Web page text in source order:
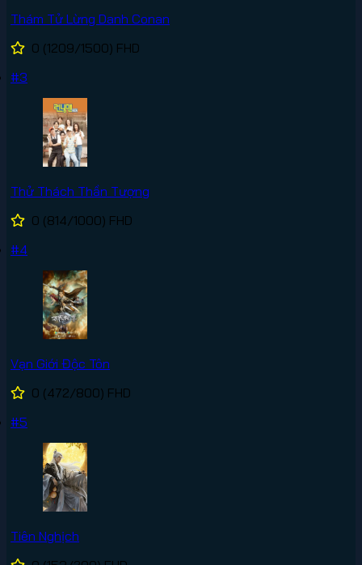
Thám Tử Lừng Danh Conan
0 (1209/1500) FHD
#3
Thử Thách Thần Tượng
0 (814/1000) FHD
#4
Vạn Giới Độc Tôn
0 (472/800) FHD
#5
Tiên Nghịch